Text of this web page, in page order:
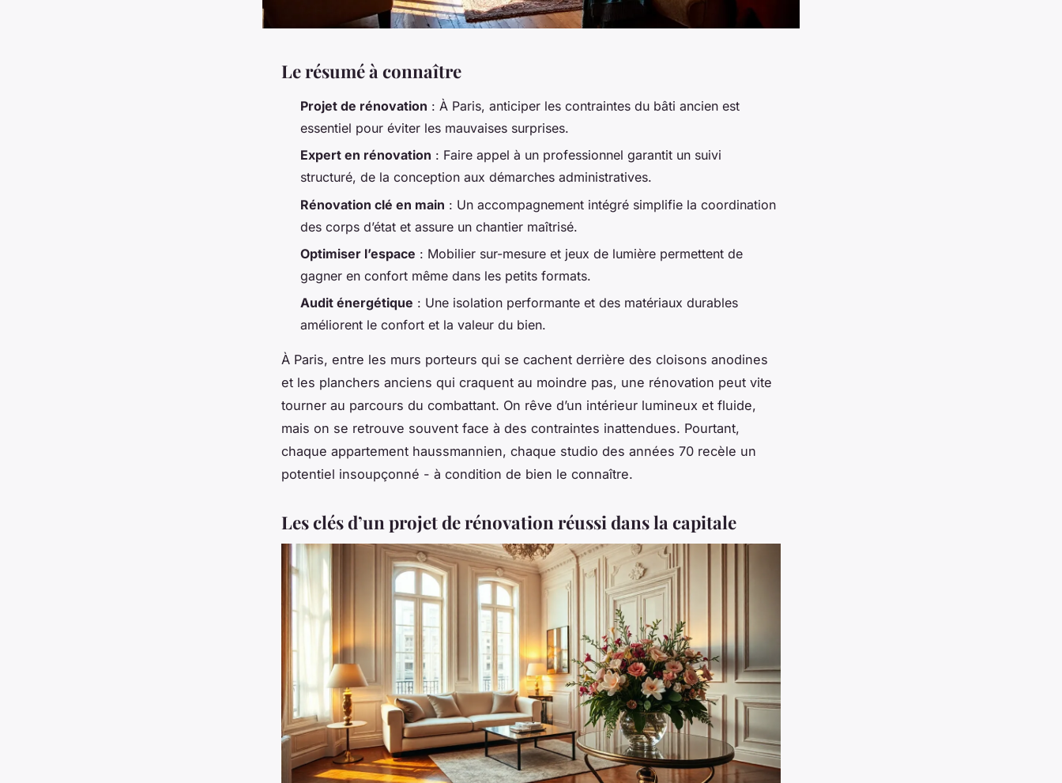
Le résumé à connaître
Projet de rénovation : À Paris, anticiper les contraintes du bâti ancien est
essentiel pour éviter les mauvaises surprises.
Expert en rénovation : Faire appel à un professionnel garantit un suivi
structuré, de la conception aux démarches administratives.
Rénovation clé en main : Un accompagnement intégré simplifie la coordination
des corps d’état et assure un chantier maîtrisé.
Optimiser l’espace : Mobilier sur-mesure et jeux de lumière permettent de
gagner en confort même dans les petits formats.
Audit énergétique : Une isolation performante et des matériaux durables
améliorent le confort et la valeur du bien.
À Paris, entre les murs porteurs qui se cachent derrière des cloisons anodines
et les planchers anciens qui craquent au moindre pas, une rénovation peut vite
tourner au parcours du combattant. On rêve d’un intérieur lumineux et fluide,
mais on se retrouve souvent face à des contraintes inattendues. Pourtant,
chaque appartement haussmannien, chaque studio des années 70 recèle un
potentiel insoupçonné - à condition de bien le connaître.
Les clés d’un projet de rénovation réussi dans la capitale